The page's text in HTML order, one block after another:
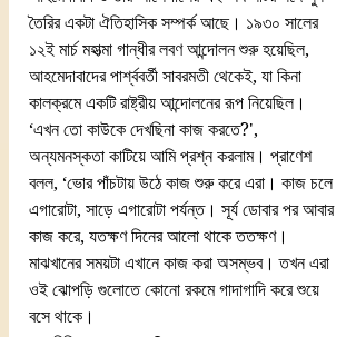
তৈরির একটা ঐতিহাসিক সম্পর্ক আছে। ১৯৩০ সালের
১২ই মার্চ মহাত্মা গান্ধীর লবণ আন্দোলন শুরু হয়েছিল,
আহমেদাবাদের পার্শ্ববর্তী সাবরমতী থেকেই, যা কিনা
কালক্রমে একটি রাষ্ট্রীয় আন্দোলনের রূপ নিয়েছিল।
‘এখন তো কাউকে দেখছিনা কাজ করতে?',
অন্যমনস্কতা কাটিয়ে আমি প্রশ্ন করলাম। প্রাণেশ
বলল, ‘ভোর পাঁচটায় উঠে কাজ শুরু করে এরা। কাজ চলে
এগারোটা, সাড়ে এগারোটা পর্যন্ত। সূর্য ডোবার পর আবার
কাজ করে, যতক্ষণ দিনের আলো থাকে ততক্ষণ।
মাঝখানের সময়টা এখানে কাজ করা অসম্ভব। তখন এরা
ওই ঝোপড়ি গুলোতে কোনো রকমে গাদাগাদি করে শুয়ে
বসে থাকে।